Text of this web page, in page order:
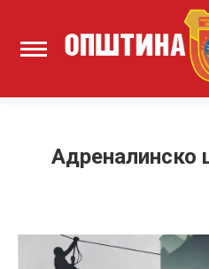
Адреналинско